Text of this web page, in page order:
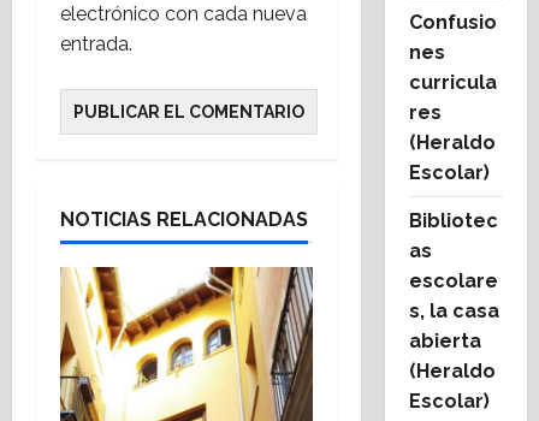
electrónico con cada nueva
entrada.
NOTICIAS RELACIONADAS
Confusio
nes
curricula
res
(Heraldo
Escolar)
Bibliotec
as
escolare
s, la casa
abierta
(Heraldo
Escolar)